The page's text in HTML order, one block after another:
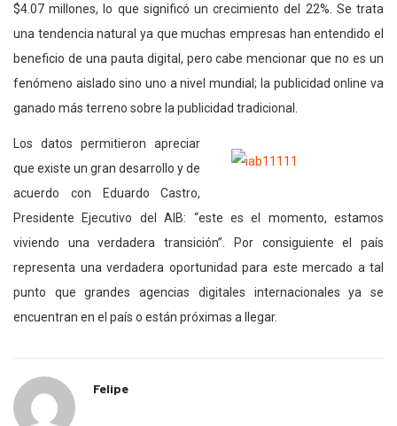
$4.07 millones, lo que significó un crecimiento del 22%. Se trata
una tendencia natural ya que muchas empresas han entendido el
beneficio de una pauta digital, pero cabe mencionar que no es un
fenómeno aislado sino uno a nivel mundial; la publicidad online va
ganado más terreno sobre la publicidad tradicional.
Los datos permitieron apreciar
que existe un gran desarrollo y de
acuerdo con Eduardo Castro,
Presidente Ejecutivo del AIB: “este es el momento, estamos
viviendo una verdadera transición”. Por consiguiente el país
representa una verdadera oportunidad para este mercado a tal
punto que grandes agencias digitales internacionales ya se
encuentran en el país o están próximas a llegar.
Felipe